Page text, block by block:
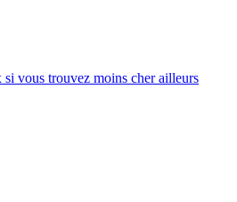
vous trouvez moins cher ailleurs